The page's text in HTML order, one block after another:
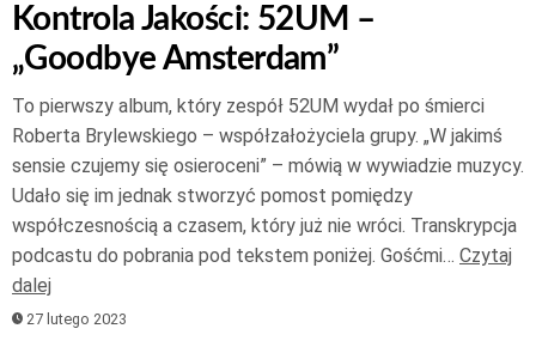
Kontrola Jakości: 52UM –
„Goodbye Amsterdam”
To pierwszy album, który zespół 52UM wydał po śmierci
Roberta Brylewskiego – współzałożyciela grupy. „W jakimś
sensie czujemy się osieroceni” – mówią w wywiadzie muzycy.
Udało się im jednak stworzyć pomost pomiędzy
współczesnością a czasem, który już nie wróci. Transkrypcja
podcastu do pobrania pod tekstem poniżej. Gośćmi… Czytaj
dalej
27 lutego 2023